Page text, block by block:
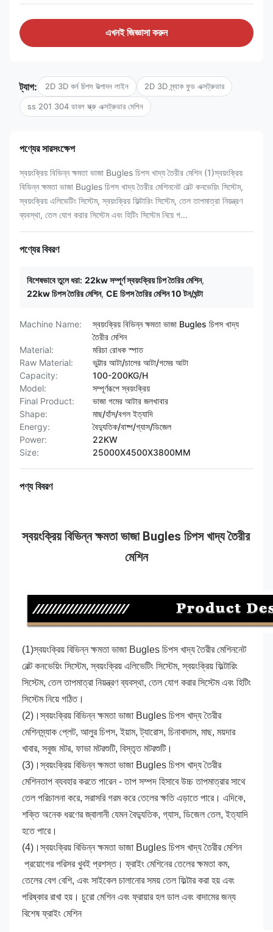
এখনই জিজ্ঞাসা করুন
ট্যাগ: 2D 3D কর্ন চিপস উত্পাদন লাইন 2D 3D স্ন্যাক ফুড এক্সট্রুডার
ss 201 304 ডাবল স্ক্রু এক্সট্রুডার মেশিন
পণ্যের সারসংক্ষেপ
স্বয়ংক্রিয় বিভিন্ন ক্ষমতা ভাজা Bugles চিপস খাদ্য তৈরীর মেশিন (1)স্বয়ংক্রিয়
বিভিন্ন ক্ষমতা ভাজা Bugles চিপস খাদ্য তৈরীর মেশিননেট বেল্ট কনভেয়িং সিস্টেম,
স্বয়ংক্রিয় এলিভেটিং সিস্টেম, স্বয়ংক্রিয় ফিল্টারিং সিস্টেম, তেল তাপমাত্রা নিয়ন্ত্রণ
ব্যবস্থা, তেল যোগ করার সিস্টেম এবং হিটিং সিস্টেম নিয়ে গ...
পণ্যের বিবরণ
বিশেষভাবে তুলে ধরা: 22kw সম্পূর্ণ স্বয়ংক্রিয় চিপ তৈরির মেশিন,
22kw চিপস তৈরির মেশিন, CE চিপস তৈরির মেশিন 10 টন/ঘন্টা
Machine Name:
স্বয়ংক্রিয় বিভিন্ন ক্ষমতা ভাজা Bugles চিপস খাদ্য
তৈরীর মেশিন
Material:
মরিচা রোধক স্পাত
Raw Material:
ভুট্টার আটা/চালের আটা/গমের আটা
Capacity:
100-200KG/H
Model:
সম্পূর্ণরূপে স্বয়ংক্রিয়
Final Product:
ভাজা গমের আটার জলখাবার
Shape:
মাছ/হাঁস/বগল ইত্যাদি
Energy:
বৈদ্যুতিক/বাষ্প/গ্যাস/ডিজেল
Power:
22KW
Size:
25000X4500X3800MM
পণ্য বিবরণ
স্বয়ংক্রিয় বিভিন্ন ক্ষমতা ভাজা Bugles চিপস খাদ্য তৈরীর
মেশিন
(1)স্বয়ংক্রিয় বিভিন্ন ক্ষমতা ভাজা Bugles চিপস খাদ্য তৈরীর মেশিননেট
বেল্ট কনভেয়িং সিস্টেম, স্বয়ংক্রিয় এলিভেটিং সিস্টেম, স্বয়ংক্রিয় ফিল্টারিং
সিস্টেম, তেল তাপমাত্রা নিয়ন্ত্রণ ব্যবস্থা, তেল যোগ করার সিস্টেম এবং হিটিং
সিস্টেম নিয়ে গঠিত।
(2)।স্বয়ংক্রিয় বিভিন্ন ক্ষমতা ভাজা Bugles চিপস খাদ্য তৈরীর
মেশিনস্ন্যাক প্লেট, আলুর চিপস, ইয়াম, ট্যারোস, চিনাবাদাম, মাছ, ময়দার
খাবার, সবুজ মটর, ফাভা মটরশুটি, বিস্তৃত মটরশুটি।
(3)।স্বয়ংক্রিয় বিভিন্ন ক্ষমতা ভাজা Bugles চিপস খাদ্য তৈরীর
মেশিনতাপ ব্যবহার করতে পারেন - তাপ সম্পদ হিসাবে উচ্চ তাপমাত্রার সাথে
তেল পরিচালনা করে, সরাসরি গরম করে তেলের ক্ষতি এড়াতে পারে। এদিকে,
শক্তি অনেক ধরণের জ্বালানী যেমন বৈদ্যুতিক, গ্যাস, ডিজেল তেল, ইত্যাদি
হতে পারে।
(4)।স্বয়ংক্রিয় বিভিন্ন ক্ষমতা ভাজা Bugles চিপস খাদ্য তৈরীর মেশিন
প্রয়োগের পরিসর খুবই প্রশস্ত। ফ্রাইং মেশিনের তেলের ক্ষমতা কম,
তেলের বেগ বেশি, এবং সাইকেল চালানোর সময় তেল ফিল্টার করা হয় এবং
পরিষ্কার রাখা হয়। চুরো মেশিন এবং ফ্রায়ার হল ডাল এবং বাদামের জন্য
বিশেষ ফ্রাইং মেশিন